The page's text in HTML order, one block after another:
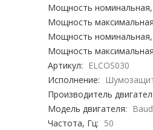
Мощность номинальная,
Мощность
Мощность
Мощность
Артикул:
ELCOS030
Исполнение:
Производитель
Модель двигателя:
Частота, Гц: 50